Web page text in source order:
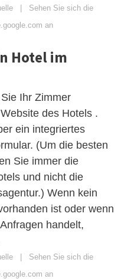
| Sehen Sie sich die
an
Hotel im
Ihr Zimmer
des Hotels .
ein integriertes
(Um die besten
Sie immer die
und nicht die
Wenn kein
ist oder wenn
handelt,
| Sehen Sie sich die
an